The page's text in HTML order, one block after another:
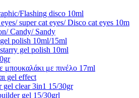
Flashing disco 10ml
super cat eyes/ Disco cat eyes 10m
Candy/ Sandy
polish 10ml/15ml
gel polish 10ml
μπουκαλάκι με πινέλο 17ml
gel effect
gel clear 3in1 15/30gr
gel 15/30grl